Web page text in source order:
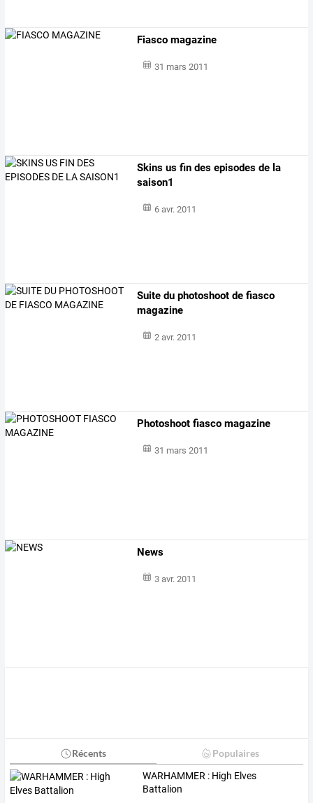
Fiasco magazine
31 mars 2011
Skins us fin des episodes de la
saison1
6 avr. 2011
Suite du photoshoot de fiasco
magazine
2 avr. 2011
Photoshoot fiasco magazine
31 mars 2011
News
3 avr. 2011
Récents Populaires
WARHAMMER : High Elves
Battalion